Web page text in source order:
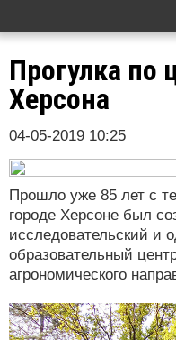
Прогулка по
Херсона
04-05-2019 10:25
Прошло уже 85 лет с
городе Херсоне был
исследовательский и
образовательный
агрономического